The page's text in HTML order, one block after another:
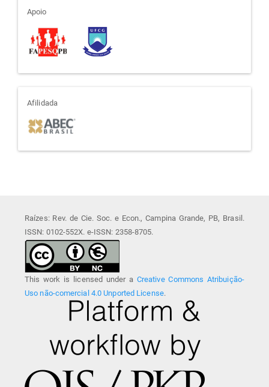
apoio
Apoio
afiliada
Afilidada
Raízes: Rev. de Cie. Soc. e Econ., Campina Grande, PB, Brasil.
ISSN: 0102-552X. e-ISSN: 2358-8705.
This work is licensed under a Creative Commons Atribuição-
Uso não-comercial 4.0 Unported License.